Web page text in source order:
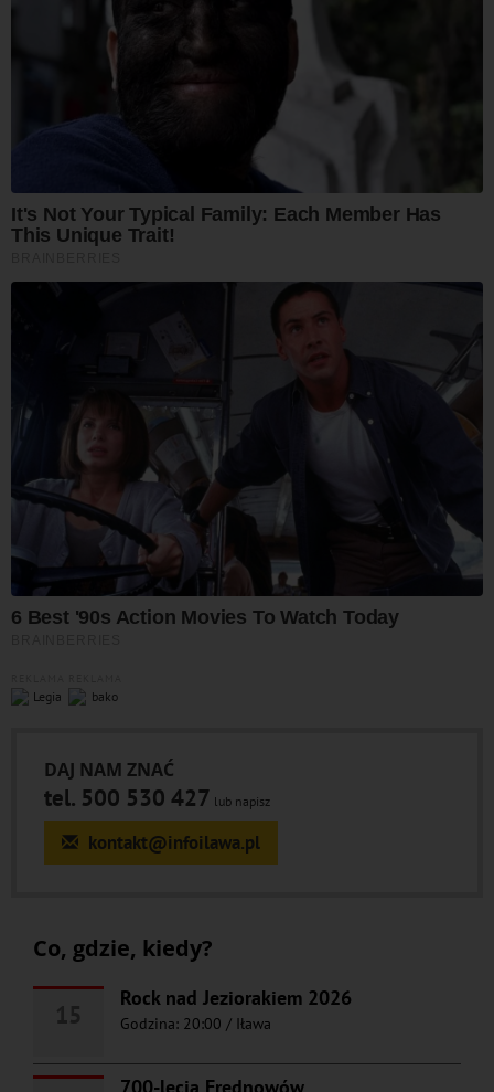
DAJ NAM ZNAĆ
tel. 500 530 427 lub napisz
kontakt@infoilawa.pl
Co, gdzie, kiedy?
Rock nad Jeziorakiem 2026
Godzina: 20:00 / Iława
700-lecia Frednowów